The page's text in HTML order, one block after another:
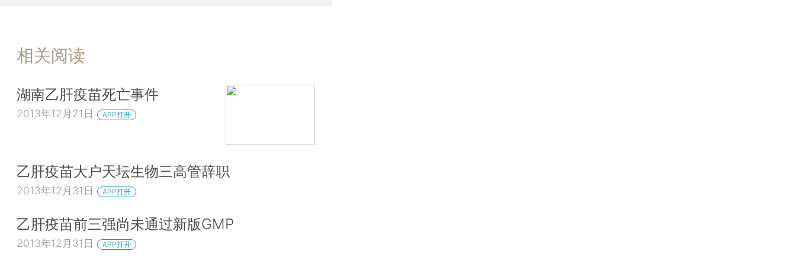
相关阅读
湖南乙肝疫苗死亡事件
2013年12月21日 APP打开
乙肝疫苗大户天坛生物三高管辞职
2013年12月31日 APP打开
乙肝疫苗前三强尚未通过新版GMP
2013年12月31日 APP打开